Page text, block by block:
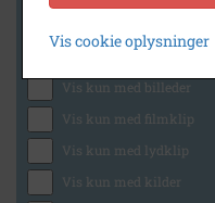
Generelt
Vis kun med billeder
Vis kun med filmklip
Vis kun med lydklip
Vis kun med kilder
Vis cookie oplysninger